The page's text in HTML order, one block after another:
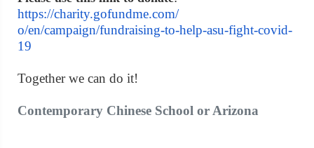
https://charity.gofundme.com/
o/en/campaign/fundraising-to-help-asu-fight-covid-
19
Together we can do it!
Contemporary Chinese School or Arizona